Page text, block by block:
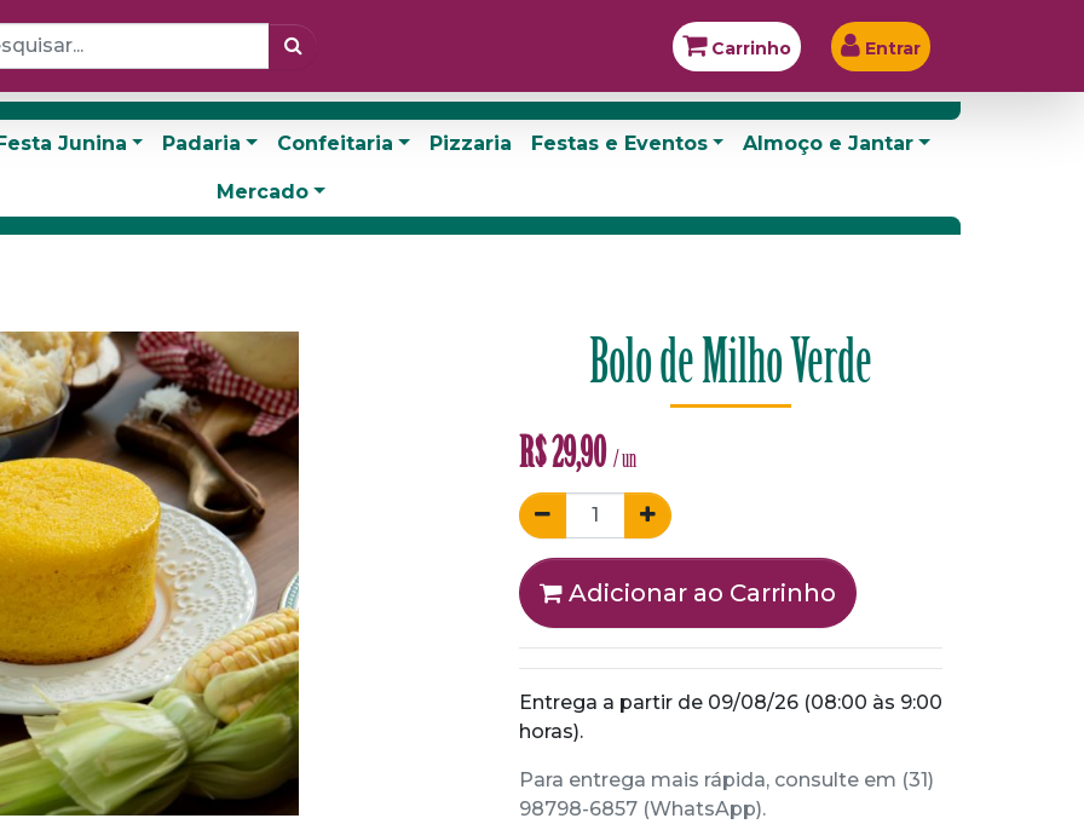
Carrinho Entrar
Junina Padaria Confeitaria Pizzaria Festas e Eventos Almoço e Jantar
Mercado
Bolo de Milho Verde
R$29,90 / un
Adicionar ao Carrinho
Entrega a partir de 09/08/26 (08:00 às 9:00
horas).
Para entrega mais rápida, consulte em (31)
98798-6857 (WhatsApp).